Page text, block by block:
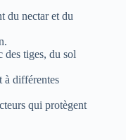
du nectar et du
des tiges, du sol
à différentes
qui protègent